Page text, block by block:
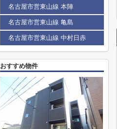
名古屋市営東山線 本陣
名古屋市営東山線 亀島
名古屋市営東山線 中村日赤
おすすめ物件